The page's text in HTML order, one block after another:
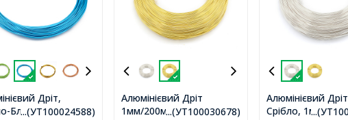
...(УТ100024588)
Дріт,
Блакитний,
...(УТ100030678)
Алюмінієвий Дріт
1мм/200м, Золото, 1мм,
Алюмінієвий
Срібло, 1мм,